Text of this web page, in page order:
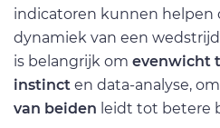
indicatoren kunnen helpen
dynamiek van een
is belangrijk om evenwicht
instinct en data-analyse,
van beiden leidt tot betere